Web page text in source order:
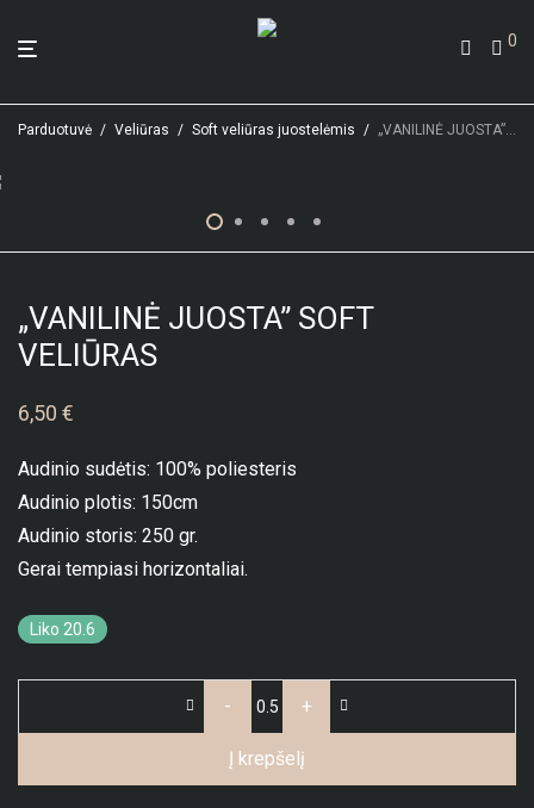
0
Parduotuvė / Veliūras / Soft veliūras juostelėmis / „VANILINĖ JUOSTA” SOFT VELIŪRAS
„VANILINĖ JUOSTA” SOFT
VELIŪRAS
6,50 €
Audinio sudėtis: 100% poliesteris
Audinio plotis: 150cm
Audinio storis: 250 gr.
Gerai tempiasi horizontaliai.
Liko 20.6
- +
Į krepšelį